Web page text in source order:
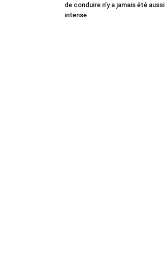
de conduire n’y a jamais été aussi
intense